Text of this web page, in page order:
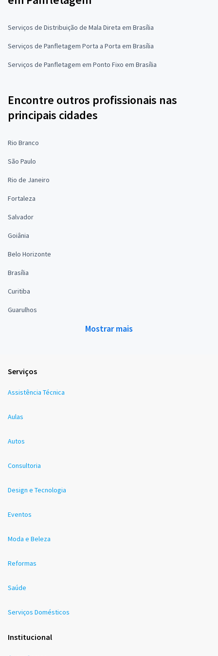
Serviços de Distribuição de Mala Direta em Brasília
Serviços de Panfletagem Porta a Porta em Brasília
Serviços de Panfletagem em Ponto Fixo em Brasília
Encontre outros profissionais nas
principais cidades
Rio Branco
São Paulo
Rio de Janeiro
Fortaleza
Salvador
Goiânia
Belo Horizonte
Brasília
Curitiba
Guarulhos
Mostrar mais
Serviços
Assistência Técnica
Aulas
Autos
Consultoria
Design e Tecnologia
Eventos
Moda e Beleza
Reformas
Saúde
Serviços Domésticos
Institucional